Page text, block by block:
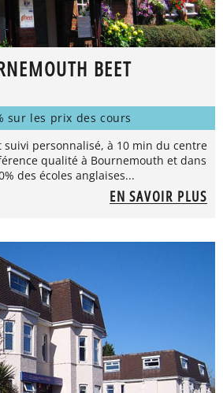
BEET
sur les prix des cours
suivi personnalisé, à 10 min du centre
qualité à Bournemouth et dans
des écoles anglaises...
EN SAVOIR PLUS